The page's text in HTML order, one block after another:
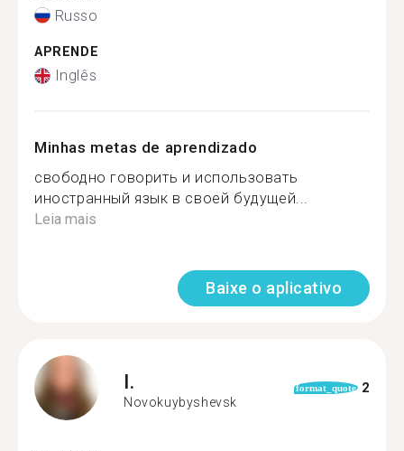
Russo
APRENDE
Inglês
Minhas metas de aprendizado
свободно говорить и использовать
иностранный язык в своей будущей...
Leia mais
Baixe o aplicativo
I.
Novokuybyshevsk
format_quote 2